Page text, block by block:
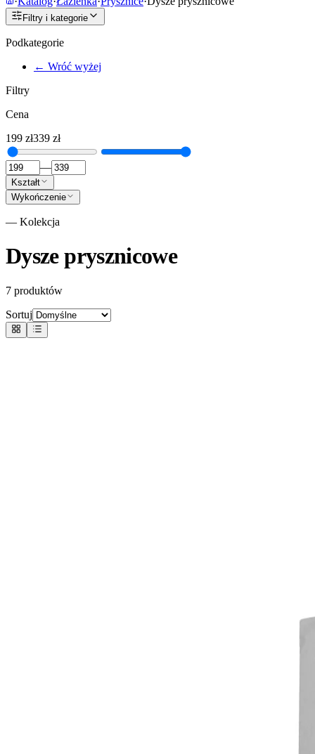
Filtry i kategorie
Podkategorie
← Wróć wyżej
Filtry
Cena
199 zł339 zł
—
Kształt
Wykończenie
— Kolekcja
Dysze prysznicowe
7 produktów
Sortuj